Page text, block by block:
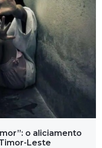
o aliciamento
Leste